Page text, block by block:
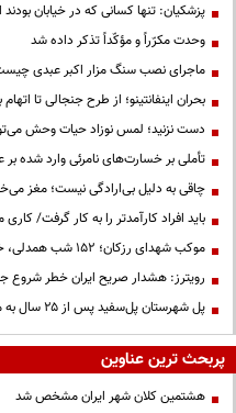
پزشکیان: تنها کسانی که در خیابان
وحدت مکرّراً و مؤکّداً تذکر داده شد
ماجرای نصب سنگ مزار اکبر عبدی
بحران اینفانتینو؛ از طرح جنجالی تا
دست نزنید؛ لمس نوزاد حیات وحش
تأملی بر خسارت‌های نامرئی وارد شده بر
چاقی به دلیل بی‌ارادگی نیست؛ مغز
باید افراد کارآمدتر را به کار گرفت/
موکب شهدای رزکان؛ ۱۵۲ شب همدلی، خدمت و میزبانی از مردم ولایت‌مدار شهریار
رویترز: هشدار صریح ایران خطر شروع
پل شهرستان پل‌سفید پس از ۲۵ سال به مرحله بهره‌برداری رسید
پربحث ترین عناوین
هشتمین کلان شهر ایران مشخص شد